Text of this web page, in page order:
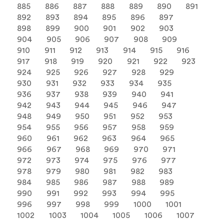
885
886 887 888 889 890
891
892
893 894 895 896
897
898
899 900 901 902
903
904
905 906 907 908
909
910
911 912 913 914 915
916
917
918 919 920 921 922
923
924
925 926 927 928
929
930
931 932 933 934
935
936
937 938 939 940
941
942
943 944 945 946
947
948
949 950 951 952
953
954
955 956 957 958
959
960
961 962 963 964
965
966
967 968 969 970
971
972
973 974 975 976
977
978
979 980 981 982
983
984
985 986 987 988
989
990
991 992 993 994
995
996
997 998 999 1000
1001
1002
1003 1004 1005 1006
1007